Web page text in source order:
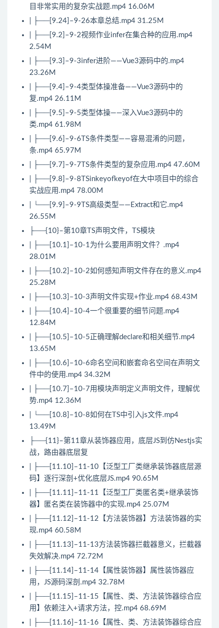
目非常实用的复杂实战题.mp4 16.06M
| ├──[9.24]–9-26本章总结.mp4 31.25M
| ├──[9.2]–9-2视频作业infer在集合种的应用.mp4
2.54M
| ├──[9.3]–9-3infer进阶——Vue3源码中的.mp4
23.26M
| ├──[9.4]–9-4类型体操准备——Vue3源码中的
复.mp4 26.11M
| ├──[9.5]–9-5类型体操——深入Vue3源码中的
类.mp4 61.98M
| ├──[9.6]–9-6TS条件类型——容易混淆的问题，
条.mp4 65.97M
| ├──[9.7]–9-7TS条件类型的复杂应用.mp4 47.60M
| ├──[9.8]–9-8TSinkeyofkeyof在大中项目中的综合
实战应用.mp4 78.00M
| └──[9.9]–9-9TS高级类型——Extract和它.mp4
26.55M
├──{10}–第10章TS声明文件，TS模块
| ├──[10.1]–10-1为什么要用声明文件？.mp4
28.01M
| ├──[10.2]–10-2如何感知声明文件存在的意义.mp4
25.28M
| ├──[10.3]–10-3声明文件实现+作业.mp4 68.43M
| ├──[10.4]–10-4一个很重要的细节问题.mp4
12.84M
| ├──[10.5]–10-5正确理解declare和相关细节.mp4
13.65M
| ├──[10.6]–10-6命名空间和嵌套命名空间在声明文
件中的使用.mp4 34.32M
| ├──[10.7]–10-7用模块声明定义声明文件，理解优
势.mp4 12.36M
| └──[10.8]–10-8如何在TS中引入js文件.mp4
13.49M
├──{11}–第11章从装饰器应用，底层JS到仿Nestjs实
战，路由器底层复
| ├──[11.10]–11-10【泛型工厂类继承装饰器底层源
码】逐行深剖+优化底层JS.mp4 90.65M
| ├──[11.11]–11-11【泛型工厂类匿名类+继承装饰
器】匿名类在装饰器中的实现.mp4 25.07M
| ├──[11.12]–11-12【方法装饰器】方法装饰器的实
现.mp4 60.58M
| ├──[11.13]–11-13方法装饰器拦截器意义，拦截器
失效解决.mp4 72.72M
| ├──[11.14]–11-14【属性装饰器】属性装饰器应
用，JS源码深剖.mp4 32.78M
| ├──[11.15]–11-15【属性、类、方法装饰器综合应
用】依赖注入+请求方法，控.mp4 68.69M
| ├──[11.16]–11-16【属性、类、方法装饰器综合应